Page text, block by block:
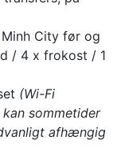
City før og
/ 4 x frokost / 1
(Wi-Fi
sommetider
afhængig